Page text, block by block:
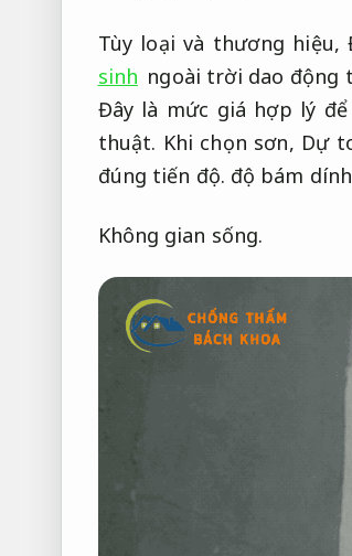
Tùy loại và thương hiệu,
sinh ngoài trời dao động
Đây là mức giá hợp lý
thuật. Khi chọn sơn, Dự
đúng tiến độ. độ bám
Không gian sống.